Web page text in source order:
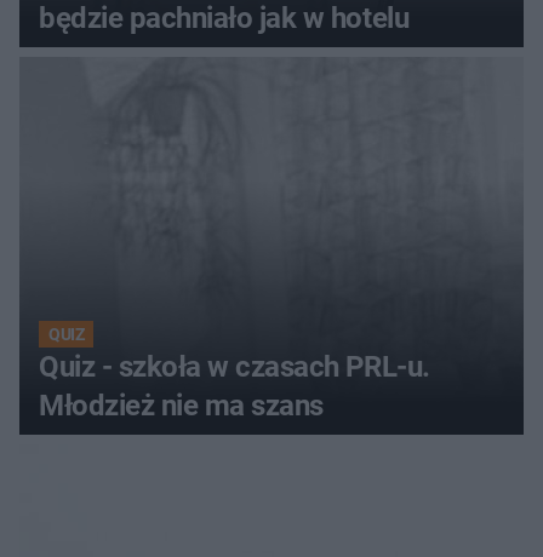
będzie pachniało jak w hotelu
QUIZ
Quiz - szkoła w czasach PRL-u.
Młodzież nie ma szans